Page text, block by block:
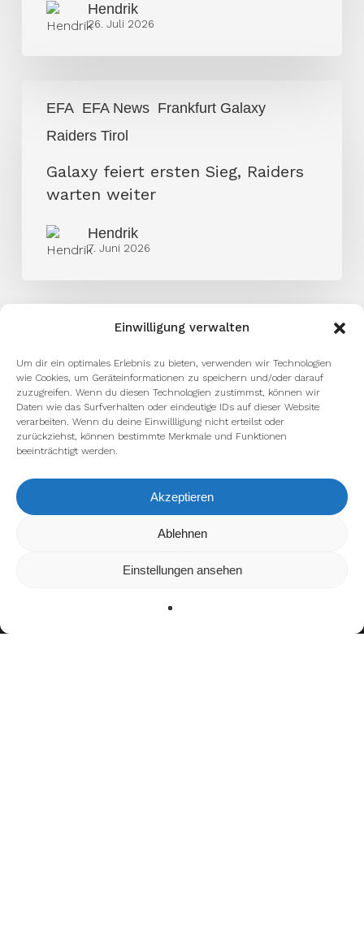
Einwilligung verwalten
Um dir ein optimales Erlebnis zu bieten, verwenden wir Technologien
wie Cookies, um Geräteinformationen zu speichern und/oder darauf
zuzugreifen. Wenn du diesen Technologien zustimmst, können wir
Daten wie das Surfverhalten oder eindeutige IDs auf dieser Website
verarbeiten. Wenn du deine Einwillligung nicht erteilst oder
zurückziehst, können bestimmte Merkmale und Funktionen
beeinträchtigt werden.
Akzeptieren
Ablehnen
Einstellungen ansehen
Zach
Hendrik
26. Juli 2026
EFA EFA News Frankfurt Galaxy
Raiders Tirol
feiert
ersten
weiter
Galaxy feiert ersten Sieg, Raiders
warten weiter
Hendrik
7. Juni 2026
Wir verwenden Cookies, um dir die bestmögliche Erfahrung auf
kannst du erfahren, welche Cookies wir
verwenden oder sie ausschalten.